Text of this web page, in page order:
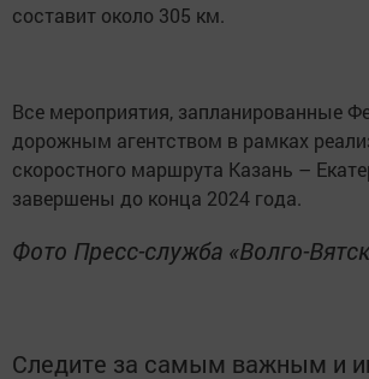
составит около 305 км.
Все мероприятия, запланированные
дорожным агентством в рамках
скоростного маршрута Казань –
завершены до конца 2024 года.
Фото Пресс-служба «Волго-
Следите за самым важным и